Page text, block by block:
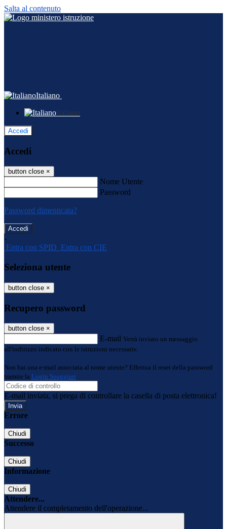
Salta al contenuto
Italiano
Italiano
Accedi
Accedi
button close ×
Nome Utente
Password
Password dimenticata?
-
Entra con SPID Entra con CIE
Seleziona utente
button close ×
Recupero password
button close ×
E-mail Verrà inviato un messaggio
all'indirizzo indicato con le istruzioni necessarie.
Non hai una e-mail associata al nome utente? Effettua il reset della password
tramite la Login Spaggiari
E-mail inviata, si prega di controllare la casella di posta elettronica!
Errore
Chiudi
Successo
Chiudi
Informazione
Chiudi
Attendere...
Attendere il completamento dell'operazione...